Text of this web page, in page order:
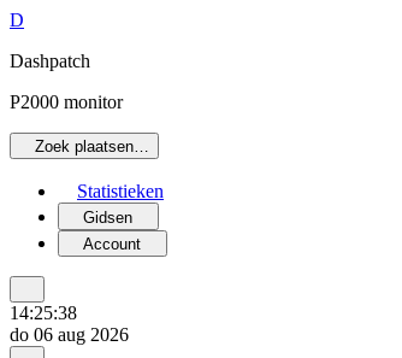
D
Dashpatch
P2000 monitor
Zoek plaatsen…
Statistieken
Gidsen
Account
14:25:38
do 06 aug 2026